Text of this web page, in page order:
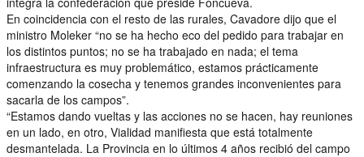
En coincidencia con el resto de las rurales, Cavadore dijo que el
ministro Moleker “no se ha hecho eco del pedido para trabajar en
los distintos puntos; no se ha trabajado en nada; el tema
infraestructura es muy problemático, estamos prácticamente
comenzando la cosecha y tenemos grandes inconvenientes para
sacarla de los campos”.
“Estamos dando vueltas y las acciones no se hacen, hay reuniones
en un lado, en otro, Vialidad manifiesta que está totalmente
desmantelada. La Provincia en lo últimos 4 años recibió del campo